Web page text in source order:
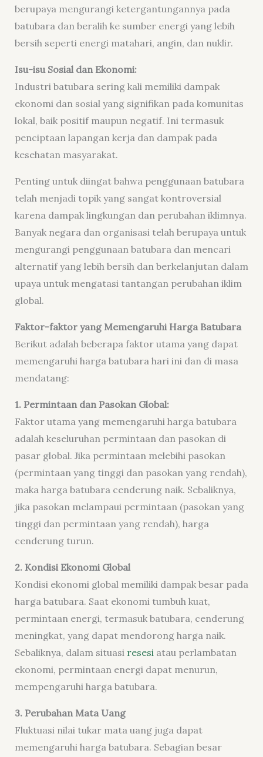
berupaya mengurangi ketergantungannya pada
batubara dan beralih ke sumber energi yang lebih
bersih seperti energi matahari, angin, dan nuklir.
Isu-isu Sosial dan Ekonomi:
Industri batubara sering kali memiliki dampak
ekonomi dan sosial yang signifikan pada komunitas
lokal, baik positif maupun negatif. Ini termasuk
penciptaan lapangan kerja dan dampak pada
kesehatan masyarakat.
Penting untuk diingat bahwa penggunaan batubara
telah menjadi topik yang sangat kontroversial
karena dampak lingkungan dan perubahan iklimnya.
Banyak negara dan organisasi telah berupaya untuk
mengurangi penggunaan batubara dan mencari
alternatif yang lebih bersih dan berkelanjutan dalam
upaya untuk mengatasi tantangan perubahan iklim
global.
Faktor-faktor yang Memengaruhi Harga Batubara
Berikut adalah beberapa faktor utama yang dapat
memengaruhi harga batubara hari ini dan di masa
mendatang:
1. Permintaan dan Pasokan Global:
Faktor utama yang memengaruhi harga batubara
adalah keseluruhan permintaan dan pasokan di
pasar global. Jika permintaan melebihi pasokan
(permintaan yang tinggi dan pasokan yang rendah),
maka harga batubara cenderung naik. Sebaliknya,
jika pasokan melampaui permintaan (pasokan yang
tinggi dan permintaan yang rendah), harga
cenderung turun.
2. Kondisi Ekonomi Global
Kondisi ekonomi global memiliki dampak besar pada
harga batubara. Saat ekonomi tumbuh kuat,
permintaan energi, termasuk batubara, cenderung
meningkat, yang dapat mendorong harga naik.
Sebaliknya, dalam situasi resesi atau perlambatan
ekonomi, permintaan energi dapat menurun,
mempengaruhi harga batubara.
3. Perubahan Mata Uang
Fluktuasi nilai tukar mata uang juga dapat
memengaruhi harga batubara. Sebagian besar